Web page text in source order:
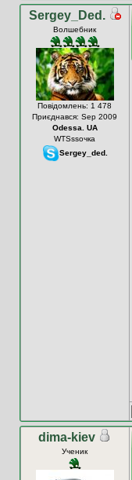
Sergey_Ded.
Волшебник
Повідомлень: 1 478
Приєднався: Sep 2009
Odessa. UA
WTSssочка
Sergey_ded.
dima-kiev
Ученик